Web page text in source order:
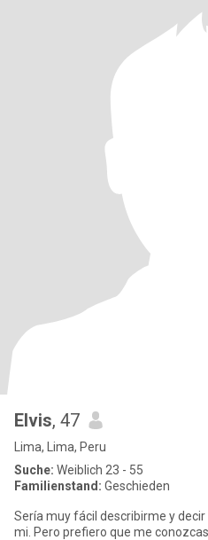
Elvis, 47
Lima, Lima, Peru
Suche: Weiblich 23 - 55
Familienstand: Geschieden
Sería muy fácil describirme y
mi. Pero prefiero que me